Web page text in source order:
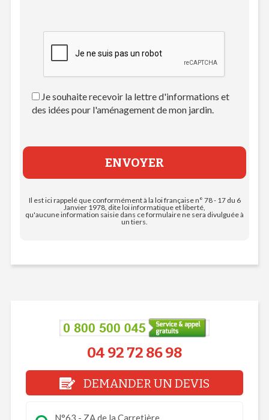
04 92 72 86 98
DEMANDER UN DEVIS
Je souhaite recevoir la lettre d'informations et
des idées pour l'aménagement de mon jardin.
Il est ici rappelé que conformément à la loi française n° 78 - 17 du 6
Janvier 1978, dite loi informatique et liberté,
qu'aucune information saisie dans ce formulaire ne sera divulguée à
un tiers.